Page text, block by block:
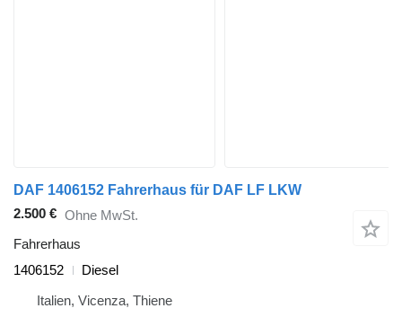
DAF 1406152 Fahrerhaus für DAF LF LKW
2.500 € Ohne MwSt.
Fahrerhaus
1406152
Diesel
Italien, Vicenza, Thiene